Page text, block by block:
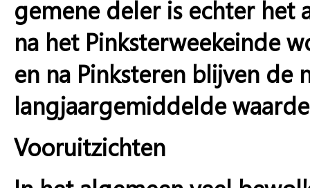
gemene deler is echter het
na het Pinksterweekeinde
en na Pinksteren blijven
langjaargemiddelde
Vooruitzichten